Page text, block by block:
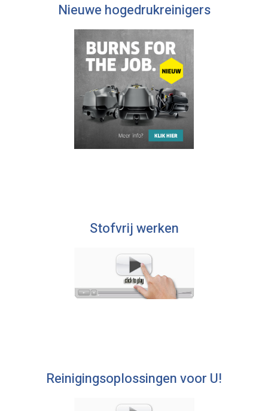
Nieuwe hogedrukreinigers
Stofvrij werken
Reinigingsoplossingen voor U!